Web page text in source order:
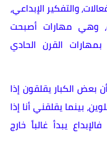
والتفكير الإبداعي،
وهي مهارات أصبحت
القرن الحادي
بعض الكبار يقلقون إذا
بينما يقلقني أنا إذا
يبدأ غالباً خارج